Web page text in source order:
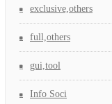
exclusive,others
full,others
gui,tool
Info Soci